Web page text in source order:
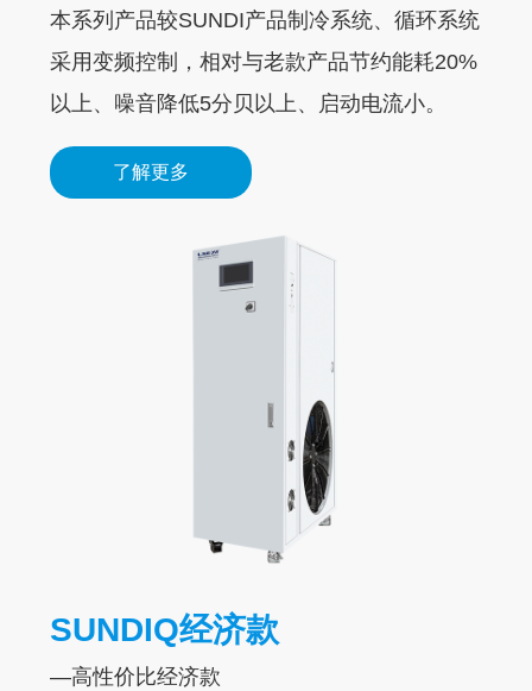
本系列产品较SUNDI产品制冷系统、循环系统
采⽤变频控制，相对与⽼款产品节约能耗20%
以上、噪⾳降低5分贝以上、启动电流⼩。
了解更多
SUNDIQ经济款
—高性价比经济款
TCS集散温度控制系统采用自动控制系统应用计
算机控制技术，可以使制药生产的工艺操作和参
数得到科学的、有效的、严格的监测和控制，实
现制药生产的连续化和自动化。
LG系列螺杆冷冻机组
—可提供-110℃~30℃冷冻介质
本系列设备适⽤于各类化⼯、医药、机械等领
域⽣产⼯艺冷源，可提供-110℃~30℃冷冻介
质，可作为冰蓄冷、低温送⻛及其它⽣产⼯艺
所要求的⼯艺冷源。机组采⽤先进半封闭螺杆
整个循环是密闭的，⾼温没有油雾挥发，导热
油不会被氧化和褐化；带有矫正内循环温度探
头PT100的功能；